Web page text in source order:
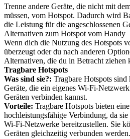
Trenne andere Geräte, die nicht mit
müssen, vom Hotspot. Dadurch wird
die Leistung für die angeschlossenen
Alternativen zum Hotspot vom Handy
Wenn dich die Nutzung des Hotspots
überzeugt oder du nach anderen
Alternativen, die du in Betracht ziehen
Tragbare Hotspots
Was sind sie?: Tragbare Hotspots sind
Geräte, die ein eigenes Wi-Fi-
Geräten verbinden kannst.
Vorteile: Tragbare Hotspots bieten
hochleistungsfähige Verbindung, da
Wi-Fi-Netzwerke bereitzustellen. Sie
Geräten gleichzeitig verbunden werden.